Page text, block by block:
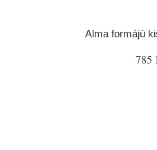
Alma formájú
785